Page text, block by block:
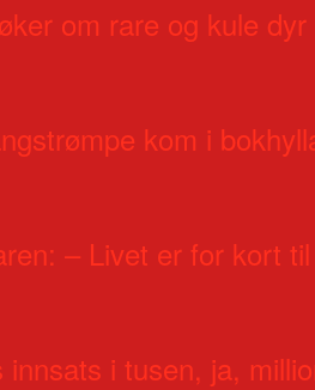
om rare og kule dyr
kom i
– Livet er for kort
i tusen, ja,